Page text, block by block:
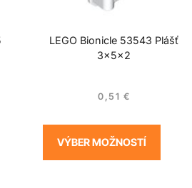
LEGO Bionicle 53543 Plášť
3x5x2
0,51 €
VÝBER MOŽNOSTÍ